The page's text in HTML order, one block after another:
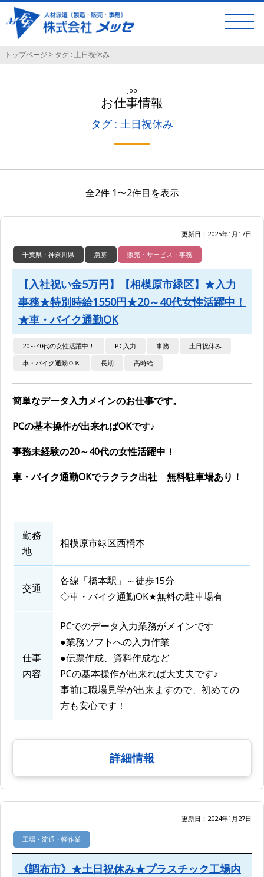
トップページ > タグ : 土日祝休み
Job
お仕事情報
タグ : 土日祝休み
全2件 1〜2件目を表示
更新日：2025年1月17日
千葉県・神奈川県 急募 販売・サービス・事務
【入社祝い金5万円】【相模原市緑区】★入力
事務★特別時給1550円★20～40代女性活躍中！
★車・バイク通勤OK
20～40代の女性活躍中！ PC入力 事務
土日祝休み
車・バイク通勤ＯＫ
長期 高時給
簡単なデータ入力メインのお仕事です。
PCの基本操作が出来ればOKです♪
事務未経験の20～40代の女性活躍中！
車・バイク通勤OKでラクラク出社 無料駐車場あり！
勤務
地
相模原市緑区西橋本
交通
各線「橋本駅」～徒歩15分
◇車・バイク通勤OK★無料の駐車場有
仕事
内容
PCでのデータ入力業務がメインです
●業務ソフトへの入力作業
●伝票作成、資料作成など
PCの基本操作が出来れば大丈夫です♪
事前に職場見学が出来ますので、初めての
方も安心です！
詳細情報
更新日：2024年1月27日
工場・流通・軽作業
《調布市》★土日祝休み★プラスチック工場内